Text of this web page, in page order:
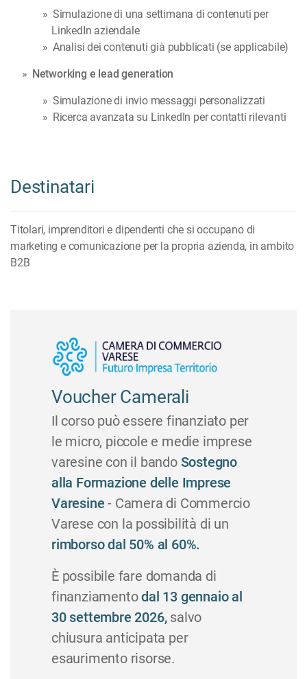
Simulazione di una settimana di contenuti per
LinkedIn aziendale
Analisi dei contenuti già pubblicati (se applicabile)
Networking e lead generation
Simulazione di invio messaggi personalizzati
Ricerca avanzata su LinkedIn per contatti rilevanti
Destinatari
Titolari, imprenditori e dipendenti che si occupano di
marketing e comunicazione per la propria azienda, in ambito
B2B
Voucher Camerali
Il corso può essere finanziato per
le micro, piccole e medie imprese
varesine con il bando Sostegno
alla Formazione delle Imprese
Varesine - Camera di Commercio
Varese con la possibilità di un
rimborso dal 50% al 60%.
È possibile fare domanda di
finanziamentodal 13 gennaio al
30 settembre 2026, salvo
chiusura anticipata per
esaurimento risorse.